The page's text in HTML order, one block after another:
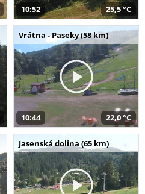
10:52 25,5 °C
Vrátna - Paseky (58 km)
10:44 22,0 °C
Jasenská dolina (65 km)